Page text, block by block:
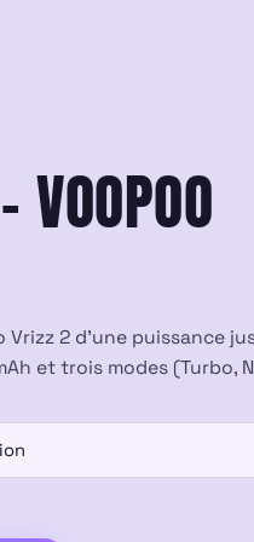
VOOPOO
2 d’une puissance
et trois modes (Turbo,